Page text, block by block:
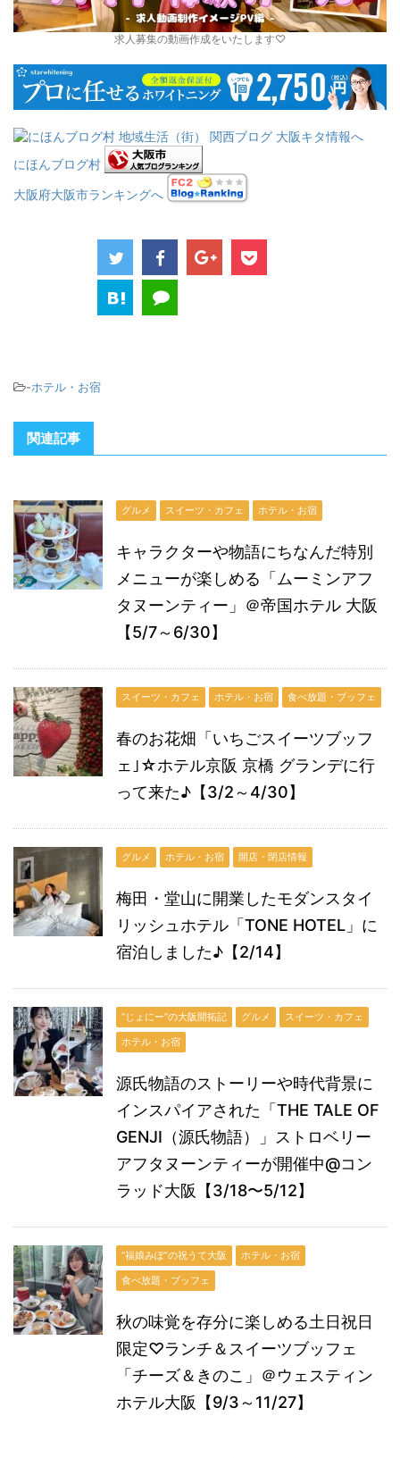
求人募集の動画作成をいたします♡
にほんブログ村
大阪府大阪市ランキングへ
-ホテル・お宿
関連記事
グルメ スイーツ・カフェ ホテル・お宿
キャラクターや物語にちなんだ特別
メニューが楽しめる「ムーミンアフ
タヌーンティー」＠帝国ホテル 大阪
【5/7～6/30】
スイーツ・カフェ ホテル・お宿 食べ放題・ブッフェ
春のお花畑「いちごスイーツブッフ
ェ｣☆ホテル京阪 京橋 グランデに行
って来た♪【3/2～4/30】
グルメ ホテル・お宿 開店・閉店情報
梅田・堂山に開業したモダンスタイ
リッシュホテル「TONE HOTEL」に
宿泊しました♪【2/14】
“じょにー”の大阪開拓記 グルメ
スイーツ・カフェ
ホテル・お宿
源氏物語のストーリーや時代背景に
インスパイアされた「THE TALE OF
GENJI（源氏物語）」ストロベリー
アフタヌーンティーが開催中@コン
ラッド大阪【3/18〜5/12】
“福娘みぽ”の祝うて大阪
ホテル・お宿
食べ放題・ブッフェ
秋の味覚を存分に楽しめる土日祝日
限定♡ランチ＆スイーツブッフェ
「チーズ＆きのこ」＠ウェスティン
ホテル大阪【9/3～11/27】